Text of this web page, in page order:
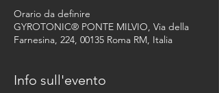
Orario da definire
GYROTONIC® PONTE MILVIO, Via della
Farnesina, 224, 00135 Roma RM, Italia
Info sull'evento